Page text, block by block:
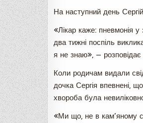
На наступний день
«Лікар каже: пневмонія
два тижні поспіль
я не знаю», —
Коли родичам видали
дочка Сергія впевнені,
хвороба була
«Ми що, не в кам’яному